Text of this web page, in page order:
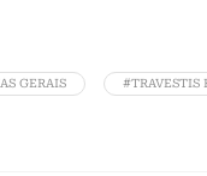
GERAIS #TRAVESTIS